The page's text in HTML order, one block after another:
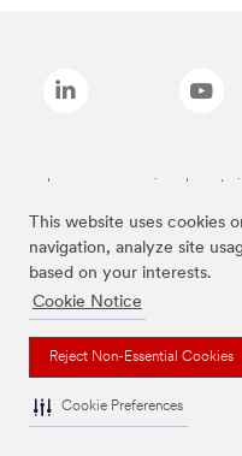
This website uses cookies
navigation, analyze site
based on your interests.
Cookie Notice
Reject Non-Essential Cookies
Cookie Preferences
Las marcas mencionadas